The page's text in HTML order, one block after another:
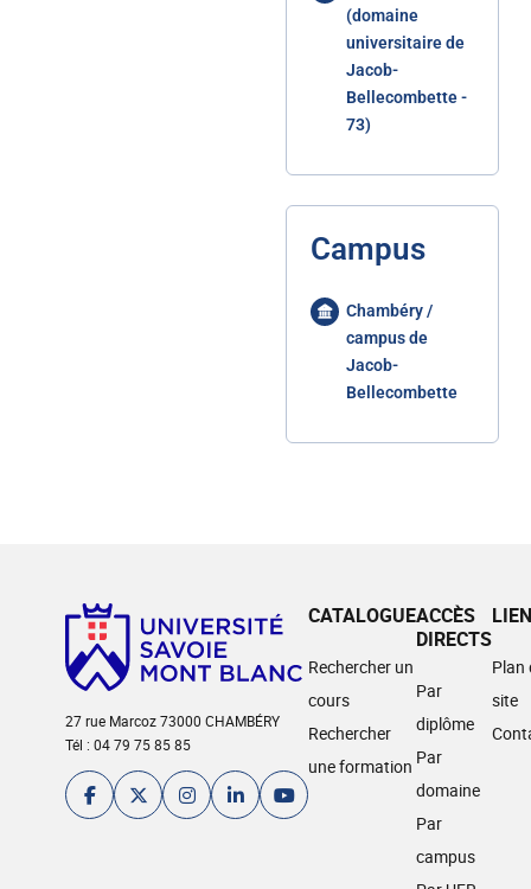
(domaine
universitaire de
Jacob-
Bellecombette -
73)
Campus
Chambéry /
campus de
Jacob-
Bellecombette
27 rue Marcoz 73000 CHAMBÉRY
Tél : 04 79 75 85 85
CATALOGUE
Rechercher un
cours
Rechercher
une formation
ACCÈS
DIRECTS
Par
diplôme
Par
domaine
Par
campus
Plan
site